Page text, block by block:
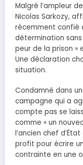
Malgré l’ampleur
Nicolas Sarkozy,
récemment confié
détermination sans
peur de la prison »
Une déclaration
situation.
Condamné dans
campagne qui a
compte pas se
comme « un
l’ancien chef
profit pour écrire
contrainte en une